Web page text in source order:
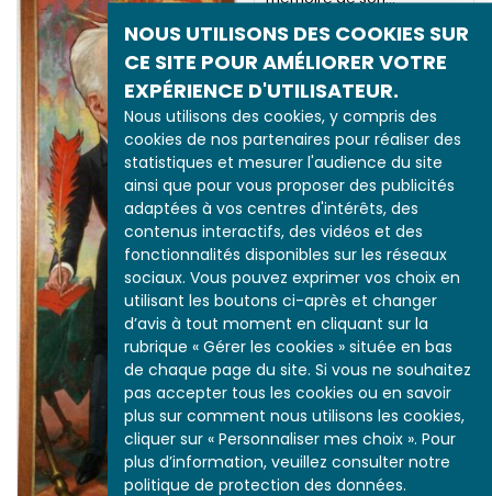
NOUS UTILISONS DES COOKIES SUR
CE SITE POUR AMÉLIORER VOTRE
EXPÉRIENCE D'UTILISATEUR.
Nous utilisons des cookies, y compris des
cookies de nos partenaires pour réaliser des
statistiques et mesurer l'audience du site
ainsi que pour vous proposer des publicités
adaptées à vos centres d'intérêts, des
contenus interactifs, des vidéos et des
fonctionnalités disponibles sur les réseaux
sociaux. Vous pouvez exprimer vos choix en
utilisant les boutons ci-après et changer
d’avis à tout moment en cliquant sur la
rubrique « Gérer les cookies » située en bas
de chaque page du site. Si vous ne souhaitez
pas accepter tous les cookies ou en savoir
plus sur comment nous utilisons les cookies,
cliquer sur « Personnaliser mes choix ». Pour
plus d’information, veuillez consulter notre
politique de protection des données.
Consommer en
musique
On trouve tout "Au Bon
Marché"
En 1906, déjà connu pour
ses cartes postales
humoristiques, notamment
à thématique militaire,
l’artiste Léon…